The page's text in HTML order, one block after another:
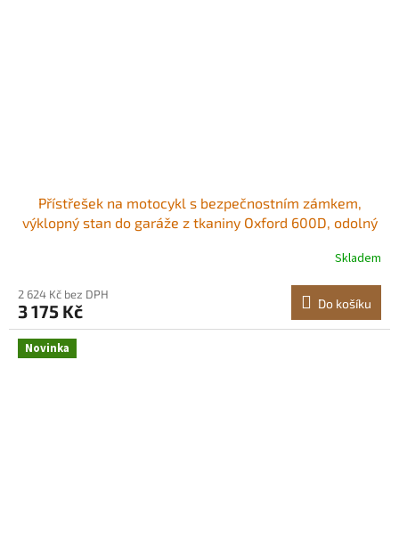
Přístřešek na motocykl s bezpečnostním zámkem,
výklopný stan do garáže z tkaniny Oxford 600D, odolný
venkovní přístřešek na vozidlo 279x109,5x160 cm, černý
Skladem
2 624 Kč bez DPH
3 175 Kč Do košíku
Novinka